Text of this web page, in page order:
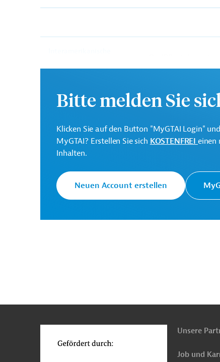
Entwicklungsprojekte
Gesundheitswesen, übergreifend
Bitte melden Sie
Klicken Sie auf den Button "MyGTAI Login"
MyGTAI? Erstellen Sie sich KOSTENFREI einen
Inhalten.
Neuen Account erstellen
Unsere
Job und